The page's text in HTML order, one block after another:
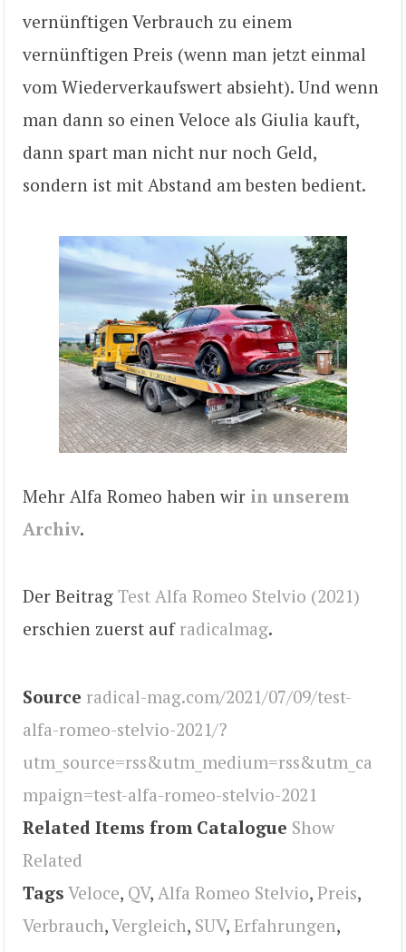
vernünftigen Verbrauch zu einem
vernünftigen Preis (wenn man jetzt einmal
vom Wiederverkaufswert absieht). Und wenn
man dann so einen Veloce als Giulia kauft,
dann spart man nicht nur noch Geld,
sondern ist mit Abstand am besten bedient.
Mehr Alfa Romeo haben wir in unserem
Archiv.
Der Beitrag Test Alfa Romeo Stelvio (2021)
erschien zuerst auf radicalmag.
Source radical-mag.com/2021/07/09/test-
alfa-romeo-stelvio-2021/?
utm_source=rss&utm_medium=rss&utm_ca
mpaign=test-alfa-romeo-stelvio-2021
Related Items from Catalogue Show
Related
Tags Veloce, QV, Alfa Romeo Stelvio, Preis,
Verbrauch,Vergleich, SUV, Erfahrungen,